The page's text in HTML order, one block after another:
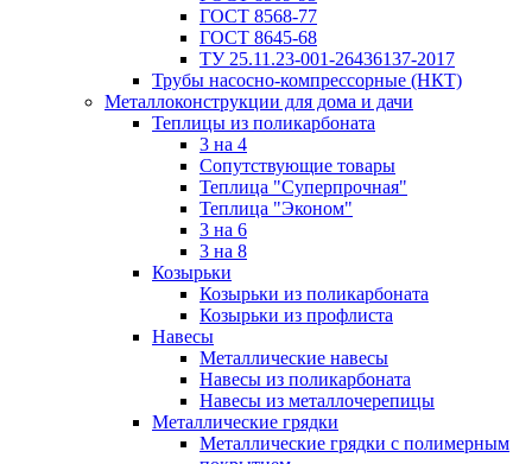
ГОСТ 8568-77
ГОСТ 8645-68
ТУ 25.11.23-001-26436137-2017
Трубы насосно-компрессорные (НКТ)
Металлоконструкции для дома и дачи
Теплицы из поликарбоната
3 на 4
Сопутствующие товары
Теплица "Суперпрочная"
Теплица "Эконом"
3 на 6
3 на 8
Козырьки
Козырьки из поликарбоната
Козырьки из профлиста
Навесы
Металлические навесы
Навесы из поликарбоната
Навесы из металлочерепицы
Металлические грядки
Металлические грядки с полимерным